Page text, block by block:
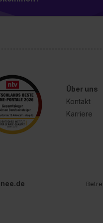
Über uns
Kontakt
Karriere